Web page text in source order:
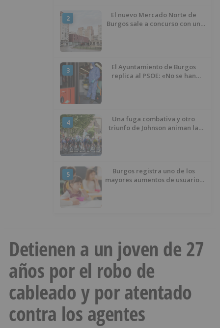
2
El nuevo Mercado Norte de
Burgos sale a concurso con un
3
El Ayuntamiento de Burgos
replica al PSOE: «No se han
4
Una fuga combativa y otro
triunfo de Johnson animan la
5
Burgos registra uno de los
mayores aumentos de usuarios
Detienen a un joven de 27
años por el robo de
cableado y por atentado
contra los agentes